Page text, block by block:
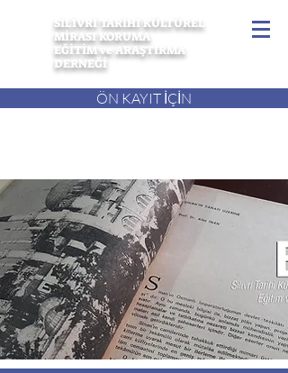
SİLİVRİ TARİHİ KÜLTÜREL
MİRASI KORUMA
EĞİTİM ve ARAŞTIRMA
DERNEĞİ
ÖN KAYIT İÇİN